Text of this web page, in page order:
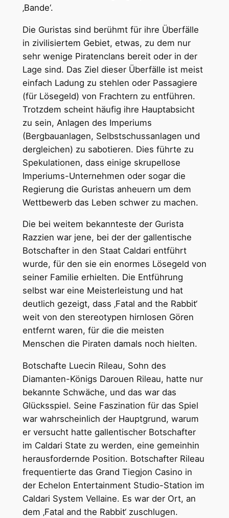
‚Bande‘.
Die Guristas sind berühmt für ihre Überfälle
in zivilisiertem Gebiet, etwas, zu dem nur
sehr wenige Piratenclans bereit oder in der
Lage sind. Das Ziel dieser Überfälle ist meist
einfach Ladung zu stehlen oder Passagiere
(für Lösegeld) von Frachtern zu entführen.
Trotzdem scheint häufig ihre Hauptabsicht
zu sein, Anlagen des Imperiums
(Bergbauanlagen, Selbstschussanlagen und
dergleichen) zu sabotieren. Dies führte zu
Spekulationen, dass einige skrupellose
Imperiums-Unternehmen oder sogar die
Regierung die Guristas anheuern um dem
Wettbewerb das Leben schwer zu machen.
Die bei weitem bekannteste der Gurista
Razzien war jene, bei der der gallentische
Botschafter in den Staat Caldari entführt
wurde, für den sie ein enormes Lösegeld von
seiner Familie erhielten. Die Entführung
selbst war eine Meisterleistung und hat
deutlich gezeigt, dass ‚Fatal and the Rabbit‘
weit von den stereotypen hirnlosen Gören
entfernt waren, für die die meisten
Menschen die Piraten damals noch hielten.
Botschafte Luecin Rileau, Sohn des
Diamanten-Königs Darouen Rileau, hatte nur
bekannte Schwäche, und das war das
Glücksspiel. Seine Faszination für das Spiel
war wahrscheinlich der Hauptgrund, warum
er versucht hatte gallentischer Botschafter
im Caldari State zu werden, eine gemeinhin
herausfordernde Position. Botschafter Rileau
frequentierte das Grand Tiegjon Casino in
der Echelon Entertainment Studio-Station im
Caldari System Vellaine. Es war der Ort, an
dem ‚Fatal and the Rabbit‘ zuschlugen.